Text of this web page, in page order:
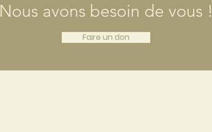
Nous avons besoin de vous !
Faire un don